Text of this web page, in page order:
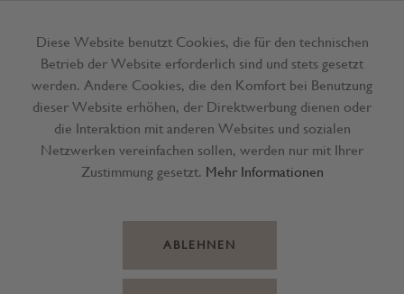
Menü
Diese Website benutzt Cookies, die für den technischen
Betrieb der Website erforderlich sind und stets gesetzt
werden. Andere Cookies, die den Komfort bei Benutzung
dieser Website erhöhen, der Direktwerbung dienen oder
die Interaktion mit anderen Websites und sozialen
Netzwerken vereinfachen sollen, werden nur mit Ihrer
Zustimmung gesetzt. Mehr Informationen
ABLEHNEN